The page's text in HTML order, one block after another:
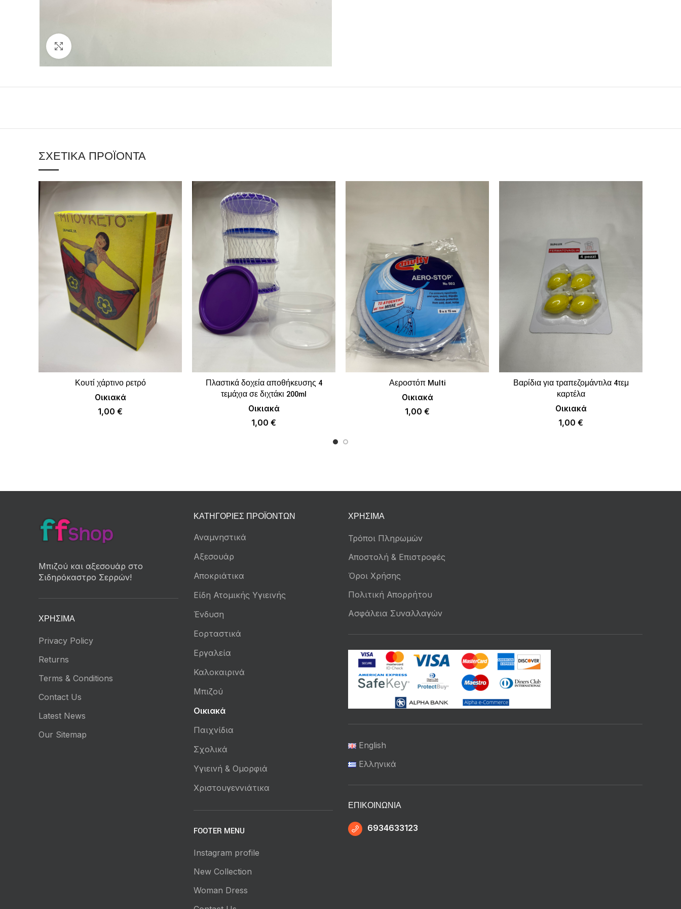
ΣΧΕΤΙΚΆ ΠΡΟΪΌΝΤΑ
ΠΡΟΣΘΉΚΗ ΣΤΟ ΚΑΛΆΘΙ
Κουτί χάρτινο ρετρό
Οικιακά
1,00 €
ΠΡΟΣΘΉΚΗ ΣΤΟ ΚΑΛΆΘΙ
Πλαστικά δοχεία αποθήκευσης 4
τεμάχια σε διχτάκι 200ml
Οικιακά
1,00 €
ΠΡΟΣΘΉΚΗ ΣΤΟ ΚΑΛΆΘΙ
Αεροστόπ Multi
Οικιακά
1,00 €
ΠΡΟΣΘΉΚΗ ΣΤΟ ΚΑΛΆΘΙ
Βαρίδια για τραπεζομάντιλα 4τεμ
καρτέλα
Οικιακά
1,00 €
Μπιζού και αξεσουάρ στο
Σιδηρόκαστρο Σερρών!
ΧΡΉΣΙΜΑ
Privacy Policy
Returns
Terms & Conditions
Contact Us
Latest News
Our Sitemap
ΚΑΤΗΓΟΡΊΕΣ ΠΡΟΪΌΝΤΩΝ
Αναμνηστικά
Αξεσουάρ
Αποκριάτικα
Είδη Ατομικής Υγιεινής
Ένδυση
Εορταστικά
Εργαλεία
Καλοκαιρινά
Μπιζού
Οικιακά
Παιχνίδια
Σχολικά
Υγιεινή & Ομορφιά
Χριστουγεννιάτικα
FOOTER MENU
Instagram profile
New Collection
Woman Dress
ΧΡΉΣΙΜΑ
Τρόποι Πληρωμών
Αποστολή & Επιστροφές
Όροι Χρήσης
Πολιτική Απορρήτου
Ασφάλεια Συναλλαγών
English
Ελληνικά
ΕΠΙΚΟΙΝΩΝΊΑ
6934633123